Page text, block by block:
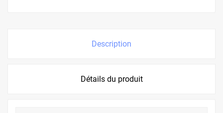
Description
Détails du produit